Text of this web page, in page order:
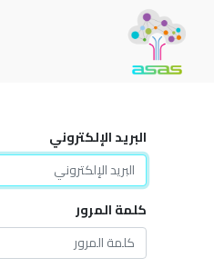
البريد الإلكتروني
كلمة المرور